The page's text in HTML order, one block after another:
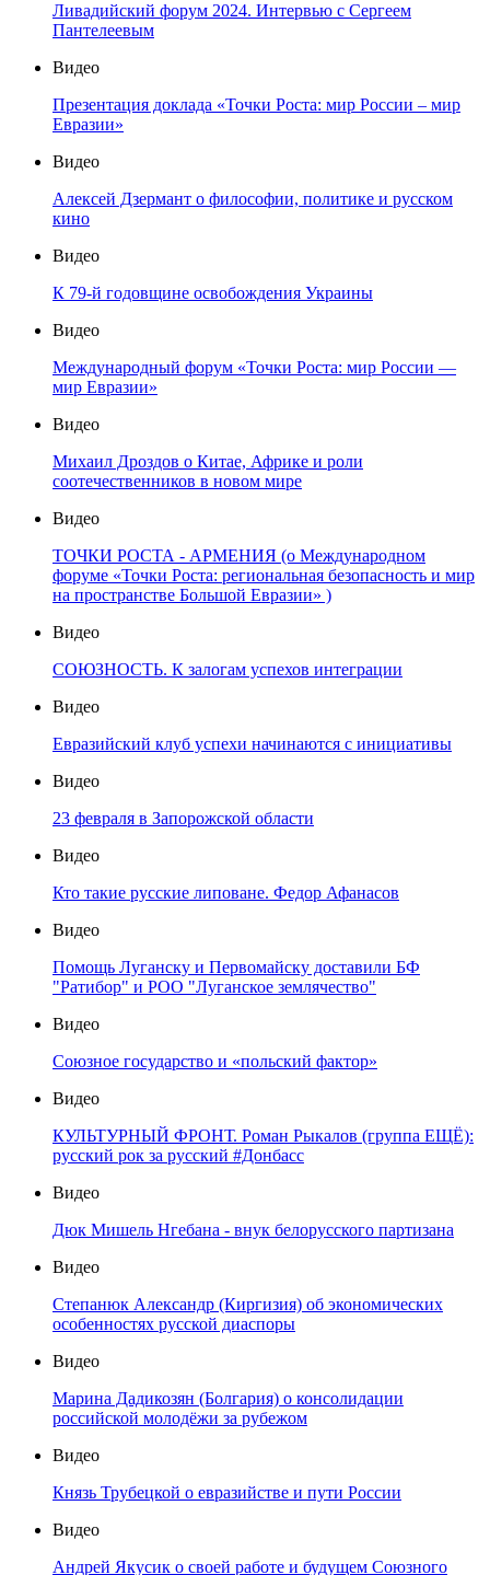
Ливадийский форум 2024. Интервью с Сергеем
Пантелеевым
Видео
Презентация доклада «Точки Роста: мир России – мир
Евразии»
Видео
Алексей Дзермант о философии, политике и русском
кино
Видео
К 79-й годовщине освобождения Украины
Видео
Международный форум «Точки Роста: мир России —
мир Евразии»
Видео
Михаил Дроздов о Китае, Африке и роли
соотечественников в новом мире
Видео
ТОЧКИ РОСТА - АРМЕНИЯ (о Международном
форуме «Точки Роста: региональная безопасность и мир
на пространстве Большой Евразии» )
Видео
СОЮЗНОСТЬ. К залогам успехов интеграции
Видео
Евразийский клуб успехи начинаются с инициативы
Видео
23 февраля в Запорожской области
Видео
Кто такие русские липоване. Федор Афанасов
Видео
Помощь Луганску и Первомайску доставили БФ
"Ратибор" и РОО "Луганское землячество"
Видео
Союзное государство и «польский фактор»
Видео
КУЛЬТУРНЫЙ ФРОНТ. Роман Рыкалов (группа ЕЩЁ):
русский рок за русский #Донбасс
Видео
Дюк Мишель Нгебана - внук белорусского партизана
Видео
Степанюк Александр (Киргизия) об экономических
особенностях русской диаспоры
Видео
Марина Дадикозян (Болгария) о консолидации
российской молодёжи за рубежом
Видео
Князь Трубецкой о евразийстве и пути России
Видео
Андрей Якусик о своей работе и будущем Союзного